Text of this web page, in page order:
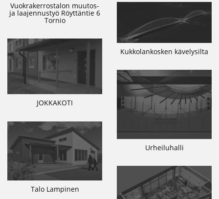
Vuokrakerrostalon muutos-
ja laajennustyö Röyttäntie 6
Tornio
Kukkolankosken kävelysilta
JOKKAKOTI
Urheiluhalli
Talo Lampinen